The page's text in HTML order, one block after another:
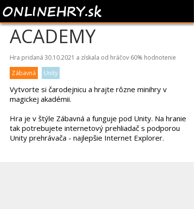
WITCH MAGIC
ACADEMY
Hra pridaná 30.10.2021 a získala od hráčov 60% hodnotenie
Zábavná
Unity
Vytvorte si čarodejnicu a hrajte rôzne minihry v
magickej akadémii.
Hra je v štýle Zábavná a funguje pod Unity. Na hranie
tak potrebujete internetový prehliadač s podporou
Unity prehrávača - najlepšie Internet Explorer.